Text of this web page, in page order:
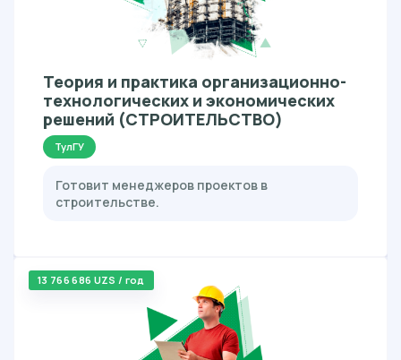
Теория и практика организационно-
технологических и экономических
решений (СТРОИТЕЛЬСТВО)
ТулГУ
Готовит менеджеров проектов в
строительстве.
13 766 686 UZS / год